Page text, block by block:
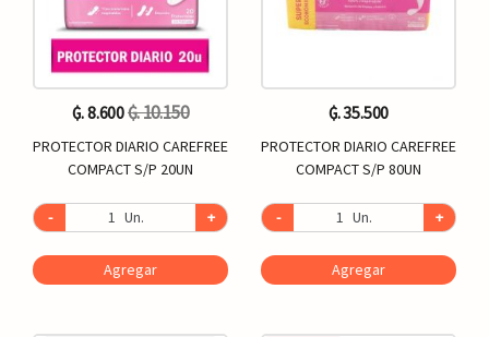
₲. 8.600₲. 10.150
PROTECTOR DIARIO CAREFREE
COMPACT S/P 20UN
- Un. +
Agregar
₲. 35.500
PROTECTOR DIARIO CAREFREE
COMPACT S/P 80UN
- Un. +
Agregar